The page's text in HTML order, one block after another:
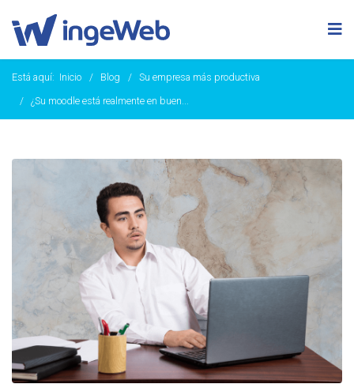
Está aquí: Inicio Blog
Su empresa más productiva
¿Su moodle está realmente en buen...